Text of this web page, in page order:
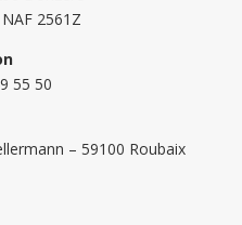
2561Z
55 50
– 59100 Roubaix